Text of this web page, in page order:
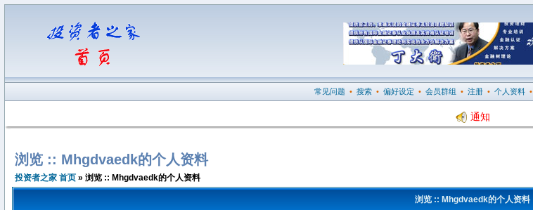
常见问题 • 搜索 • 偏好设定 • 会员群组 • 注册 • 个人资料 •
通知
浏览 :: Mhgdvaedk的个人资料
投资者之家 首页 » 浏览 :: Mhgdvaedk的个人资料
浏览 :: Mhgdvaedk的个人资料